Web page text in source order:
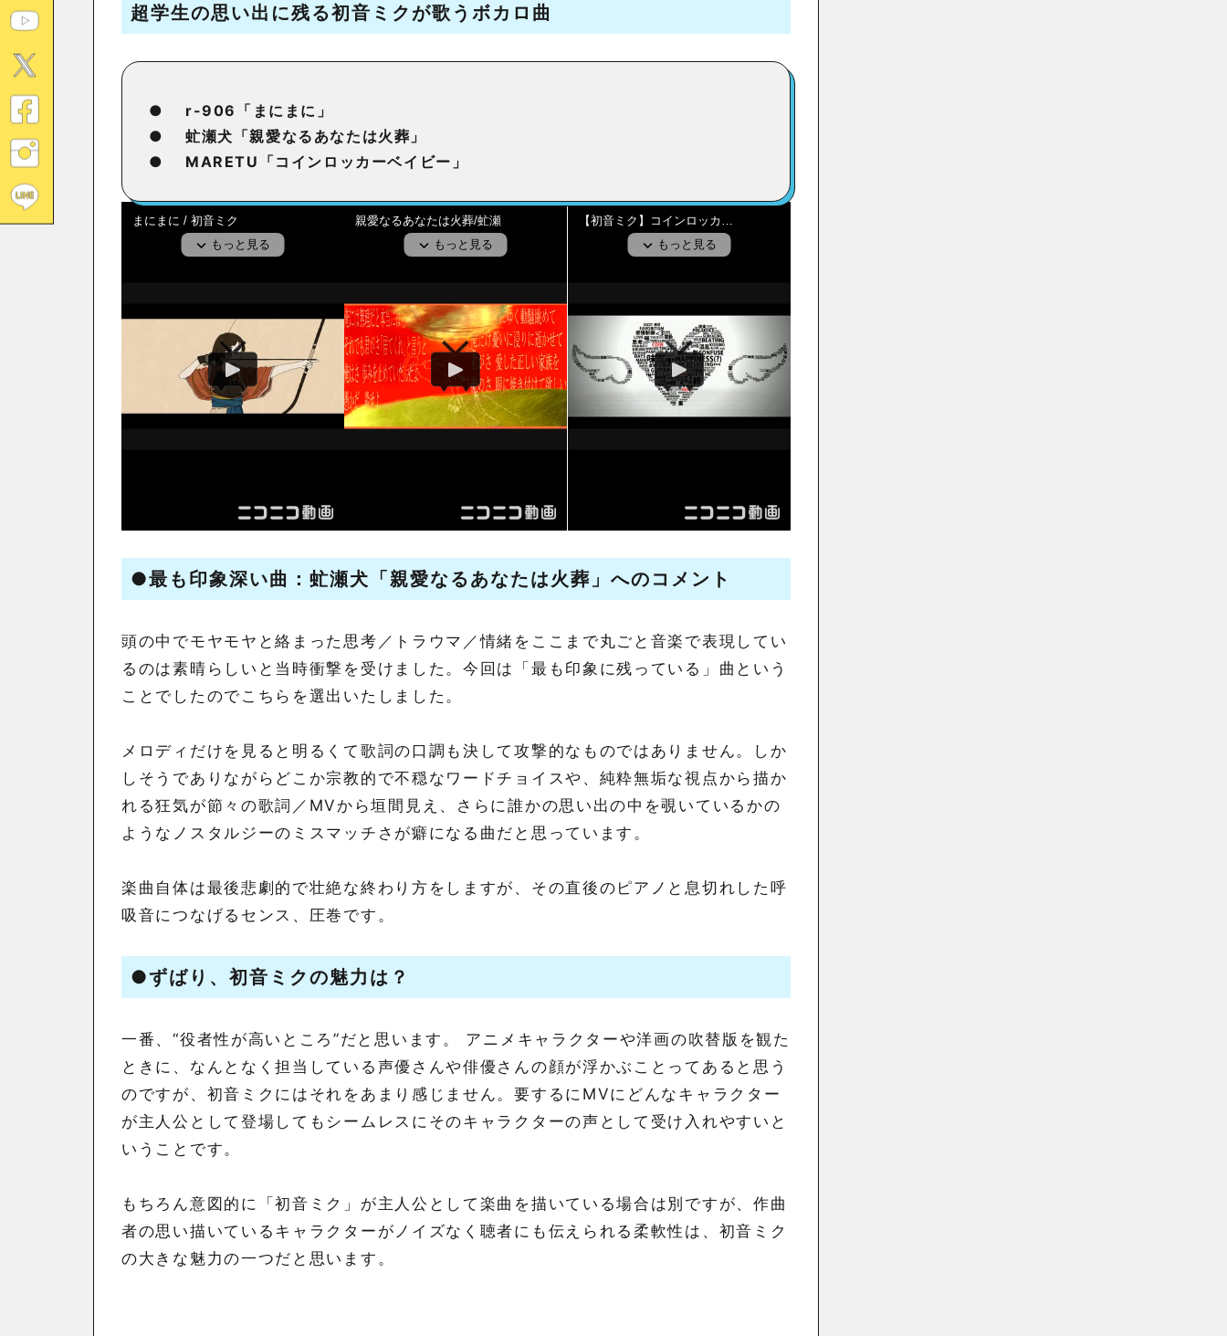
超学生の思い出に残る初音ミクが歌うボカロ曲
●
r-906「まにまに」
●
虻瀬犬「親愛なるあなたは火葬」
●
MARETU「コインロッカーベイビー」
●最も印象深い曲： 虻瀬犬「親愛なるあなたは火葬」 へのコメント
頭の中でモヤモヤと絡まった思考／トラウマ／情緒をここまで丸ごと音楽で表現してい
るのは素晴らしいと当時衝撃を受けました。今回は「最も印象に残っている」曲という
ことでしたのでこちらを選出いたしました。
メロディだけを見ると明るくて歌詞の口調も決して攻撃的なものではありません。しか
しそうでありながらどこか宗教的で不穏なワードチョイスや、純粋無垢な視点から描か
れる狂気が節々の歌詞／MVから垣間見え、さらに誰かの思い出の中を覗いているかの
ようなノスタルジーのミスマッチさが癖になる曲だと思っています。
楽曲自体は最後悲劇的で壮絶な終わり方をしますが、その直後のピアノと息切れした呼
吸音につなげるセンス、圧巻です。
●ずばり、初音ミクの魅力は？
一番、“役者性が高いところ”だと思います。 アニメキャラクターや洋画の吹替版を観た
ときに、なんとなく担当している声優さんや俳優さんの顔が浮かぶことってあると思う
のですが、初音ミクにはそれをあまり感じません。要するにMVにどんなキャラクター
が主人公として登場してもシームレスにそのキャラクターの声として受け入れやすいと
いうことです。
もちろん意図的に「初音ミク」が主人公として楽曲を描いている場合は別ですが、作曲
者の思い描いているキャラクターがノイズなく聴者にも伝えられる柔軟性は、初音ミク
の大きな魅力の一つだと思います。